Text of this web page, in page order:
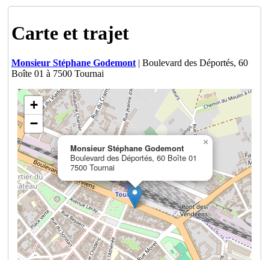
Carte et trajet
Monsieur Stéphane Godemont| Boulevard des Déportés, 60
Boîte 01 à 7500 Tournai
Monsieur Stéphane Godemont
Boulevard des Déportés, 60 Boîte 01
7500 Tournai
×
+
−